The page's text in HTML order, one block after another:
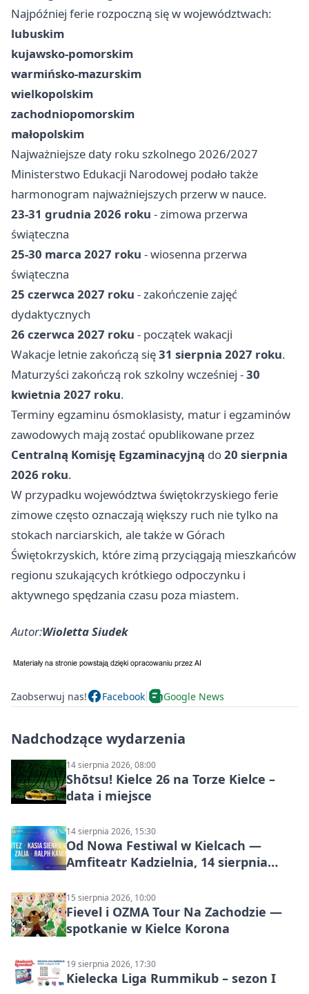
Najpóźniej ferie rozpoczną się w województwach:
lubuskim
kujawsko-pomorskim
warmińsko-mazurskim
wielkopolskim
zachodniopomorskim
małopolskim
Najważniejsze daty roku szkolnego 2026/2027
Ministerstwo Edukacji Narodowej podało także
harmonogram najważniejszych przerw w nauce.
23-31 grudnia 2026 roku - zimowa przerwa
świąteczna
25-30 marca 2027 roku - wiosenna przerwa
świąteczna
25 czerwca 2027 roku - zakończenie zajęć
dydaktycznych
26 czerwca 2027 roku - początek wakacji
Wakacje letnie zakończą się31 sierpnia 2027 roku.
Maturzyści zakończą rok szkolny wcześniej -30
kwietnia 2027 roku.
Terminy egzaminu ósmoklasisty, matur i egzaminów
zawodowych mają zostać opublikowane przez
Centralną Komisję Egzaminacyjną do20 sierpnia
2026 roku.
W przypadku województwa świętokrzyskiego ferie
zimowe często oznaczają większy ruch nie tylko na
stokach narciarskich, ale także w Górach
Świętokrzyskich, które zimą przyciągają mieszkańców
regionu szukających krótkiego odpoczynku i
aktywnego spędzania czasu poza miastem.
Autor:Wioletta Siudek
Zaobserwuj nas! Facebook Google News
Nadchodzące wydarzenia
14 sierpnia 2026, 08:00
Shōtsu! Kielce 26 na Torze Kielce –
data i miejsce
14 sierpnia 2026, 15:30
Od Nowa Festiwal w Kielcach —
Amfiteatr Kadzielnia, 14 sierpnia
15 sierpnia 2026, 10:00
Fievel i OZMA Tour Na Zachodzie —
spotkanie w Kielce Korona
19 sierpnia 2026, 17:30
Kielecka Liga Rummikub – sezon I